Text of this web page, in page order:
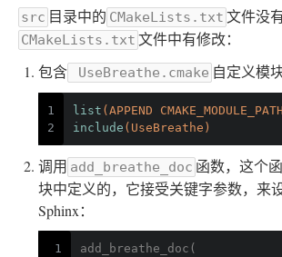
src 目录中的 CMakeLists.txt 文件没
CMakeLists.txt 文件中有修改：
包含
UseBreathe.cmake 自定义模块
1
2
list (APPEND
include (UseBreathe)
调用 add_breathe_doc 函数，这个
块中定义的，它接受关键字参数，来
Sphinx：
1
add_breathe_doc(